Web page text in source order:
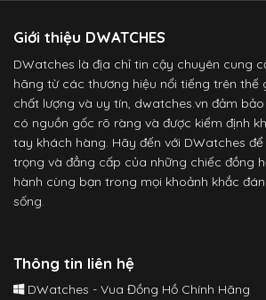
Giới thiệu DWATCHES
DWatches là địa chỉ tin cậy chuyên cung
hãng từ các thương hiệu nổi tiếng trên thế
chất lượng và uy tín, dwatches.vn đảm
có nguồn gốc rõ ràng và được kiểm định
tay khách hàng. Hãy đến với DWatches
trọng và đẳng cấp của những chiếc đồng
hành cùng bạn trong mọi khoảnh khắc
sống.
Thông tin liên hệ
DWatches - Vua Đồng Hồ Chính Hãng